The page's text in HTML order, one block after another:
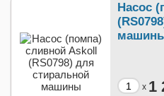
Насос
x 1